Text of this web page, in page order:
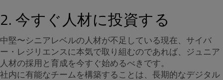
2. 今すぐ人材に投資する
中堅〜シニアレベルの人材が不足している現在、サイバ
ー・レジリエンスに本気で取り組むのであれば、ジュニア
人材の採用と育成を今すぐ始めるべきです。
社内に有能なチームを構築することは、長期的なデジタル